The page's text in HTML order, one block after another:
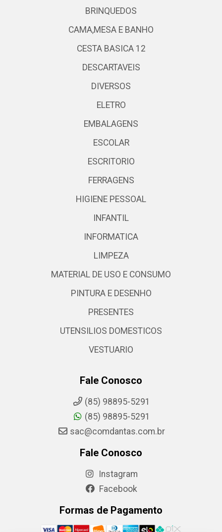
BRINQUEDOS
CAMA,MESA E BANHO
CESTA BASICA 12
DESCARTAVEIS
DIVERSOS
ELETRO
EMBALAGENS
ESCOLAR
ESCRITORIO
FERRAGENS
HIGIENE PESSOAL
INFANTIL
INFORMATICA
LIMPEZA
MATERIAL DE USO E CONSUMO
PINTURA E DESENHO
PRESENTES
UTENSILIOS DOMESTICOS
VESTUARIO
Fale Conosco
(85) 98895-5291
(85) 98895-5291
sac@comdantas.com.br
Fale Conosco
Instagram
Facebook
Formas de Pagamento